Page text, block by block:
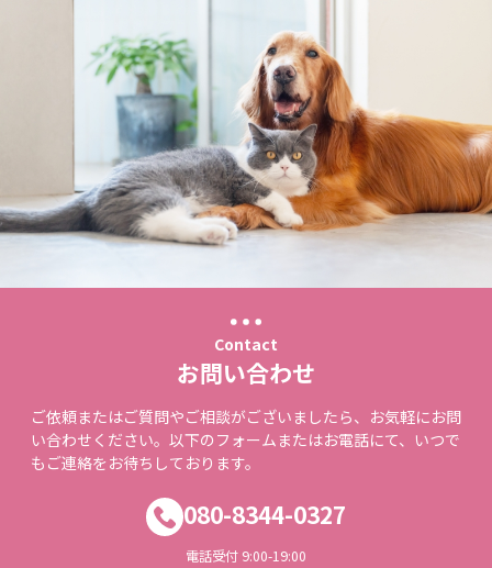
Contact
お問い合わせ
ご依頼またはご質問やご相談がございましたら、お気軽にお問
い合わせください。以下のフォームまたはお電話にて、いつで
もご連絡をお待ちしております。
080-8344-0327
電話受付 9:00-19:00